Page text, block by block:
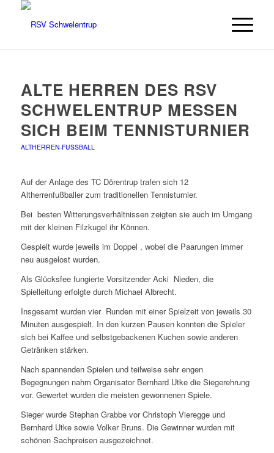
ALTE HERREN DES RSV
SCHWELENTRUP MESSEN
SICH BEIM TENNISTURNIER
ALTHERREN-FUSSBALL
Auf der Anlage des TC Dörentrup trafen sich 12
Altherrenfußballer zum traditionellen Tennisturnier.
Bei besten Witterungsverhältnissen zeigten sie auch im Umgang
mit der kleinen Filzkugel ihr Können.
Gespielt wurde jeweils im Doppel , wobei die Paarungen immer
neu ausgelost wurden.
Als Glücksfee fungierte Vorsitzender Acki Nieden, die
Spielleitung erfolgte durch Michael Albrecht.
Insgesamt wurden vier Runden mit einer Spielzeit von jeweils 30
Minuten ausgespielt. In den kurzen Pausen konnten die Spieler
sich bei Kaffee und selbstgebackenen Kuchen sowie anderen
Getränken stärken.
Nach spannenden Spielen und teilweise sehr engen
Begegnungen nahm Organisator Bernhard Utke die Siegerehrung
vor. Gewertet wurden die meisten gewonnenen Spiele.
Sieger wurde Stephan Grabbe vor Christoph Vieregge und
Bernhard Utke sowie Volker Bruns. Die Gewinner wurden mit
schönen Sachpreisen ausgezeichnet.